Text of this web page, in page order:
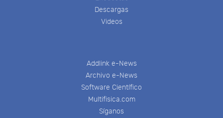
Descargas
Videos
Addlink e-News
Archivo e-News
Software Científico
Multifisica.com
Síganos